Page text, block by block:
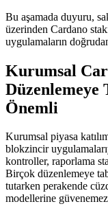
Bu aşamada duyuru,
üzerinden Cardano
uygulamaların
Kurumsal
Düzenlemeye
Önemli
Kurumsal piyasa
blokzincir
kontroller, raporlama
Birçok düzenlemeye
tutarken perakende
modellerine